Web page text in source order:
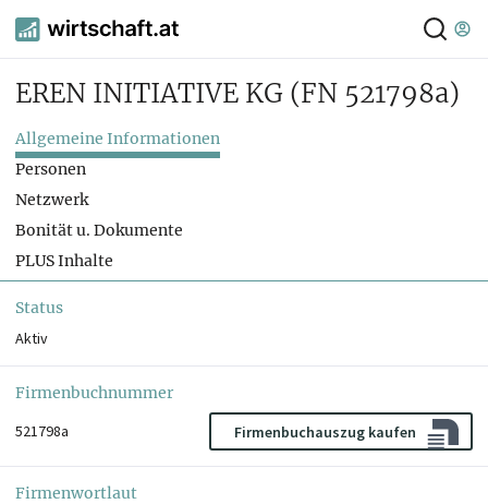
EREN INITIATIVE KG (FN 521798a)
Allgemeine Informationen
Personen
Netzwerk
Bonität u. Dokumente
PLUS Inhalte
Status
Aktiv
Firmenbuchnummer
521798a
Firmenbuchauszug kaufen
Firmenwortlaut